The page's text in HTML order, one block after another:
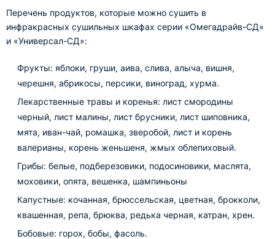
Перечень продуктов, которые можно сушить в
инфракрасных сушильных шкафах серии «Омегадрайв-СД»
и «Универсал-СД»:
Фрукты: яблоки, груши, аива, слива, алыча, вишня,
черешня, абрикосы, персики, виноград, хурма.
Лекарственные травы и коренья: лист смородины
черный, лист малины, лист брусники, лист шиповника,
мята, иван-чай, ромашка, зверобой, лист и корень
валерианы, корень женьшеня, жмых облепиховый.
Грибы: белые, подберезовики, подосиновики, маслята,
моховики, опята, вешенка, шампиньоны
Капустные: кочанная, брюссельская, цветная, брокколи,
квашенная, репа, брюква, редька черная, катран, хрен.
Бобовые: горох, бобы, фасоль.